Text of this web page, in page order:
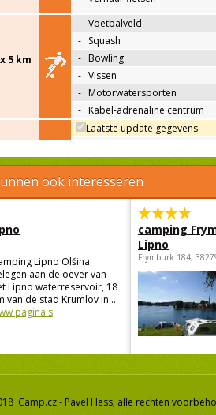
5 km
- Voetbalveld
- Squash
- Bowling
- Vissen
- Motorwatersporten
- Kabel-adrenaline centrum
Laatste update gegevens
ook interesseren
Lipno Olšina
aan de oever van
Lipno waterreservoir, 18
van de stad Krumlov in...
pagina's
camping
Lipno
Frymburk 184,
Camp.cz - Pavel Hess, alle rechten